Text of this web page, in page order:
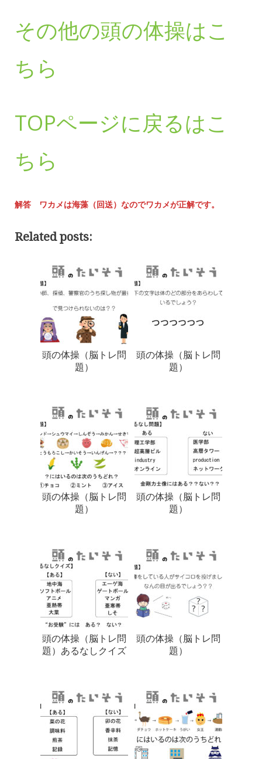
その他の頭の体操はこ
ちら
TOPページに戻るはこ
ちら
解答 ワカメは海藻（回送）なのでワカメが正解です。
Related posts:
頭の体操（脳トレ問
題）
頭の体操（脳トレ問
題）
頭の体操（脳トレ問
題）
頭の体操（脳トレ問
題）
頭の体操（脳トレ問
題）あるなしクイズ
頭の体操（脳トレ問
題）